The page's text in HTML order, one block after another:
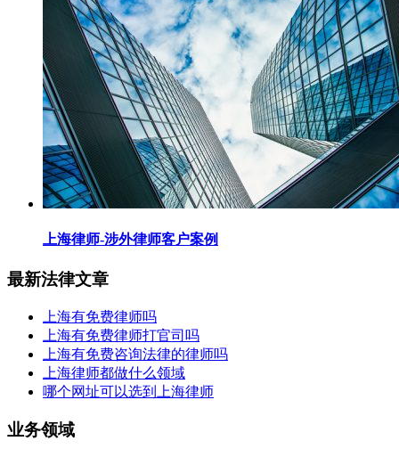
上海律师-涉外律师客户案例
最新法律文章
上海有免费律师吗
上海有免费律师打官司吗
上海有免费咨询法律的律师吗
上海律师都做什么领域
哪个网址可以选到上海律师
业务领域